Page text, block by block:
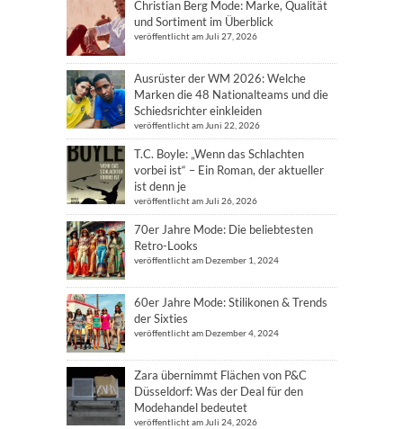
Christian Berg Mode: Marke, Qualität
und Sortiment im Überblick
veröffentlicht am Juli 27, 2026
Ausrüster der WM 2026: Welche
Marken die 48 Nationalteams und die
Schiedsrichter einkleiden
veröffentlicht am Juni 22, 2026
T.C. Boyle: „Wenn das Schlachten
vorbei ist“ – Ein Roman, der aktueller
ist denn je
veröffentlicht am Juli 26, 2026
70er Jahre Mode: Die beliebtesten
Retro-Looks
veröffentlicht am Dezember 1, 2024
60er Jahre Mode: Stilikonen & Trends
der Sixties
veröffentlicht am Dezember 4, 2024
Zara übernimmt Flächen von P&C
Düsseldorf: Was der Deal für den
Modehandel bedeutet
veröffentlicht am Juli 24, 2026